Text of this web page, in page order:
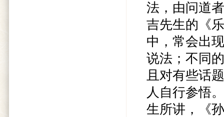
法，由问道
吉先生的《
中，常会出
说法；不同
且对有些话
人自行参悟
生所讲，《